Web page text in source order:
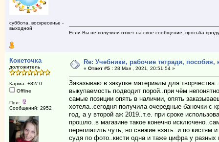
суббота, воскресенье -
выходной
Если Вы не получили ответ на свое сообщение, просьба
Кокеточка
долгожитель
Карма: +82/-0
Offline
Пол:
Сообщений: 2952
Re: Учебники, рабочие тетради,
« Ответ #5 :28 Мая , 2021, 20:51:54 »
Заказываю в закупке материалы для
выкупаемость подводит порой..при чём
самые позиции опять в наличии, опять
хотела..сегодня получила очередные баночки с
год, а у второй аж 2019..т.е. при сроке
прошло..в магазине такое конечно
переплатить чуть, но свежие взять..и по кистям
судя по фото..кисти одна и таже цифра у разных